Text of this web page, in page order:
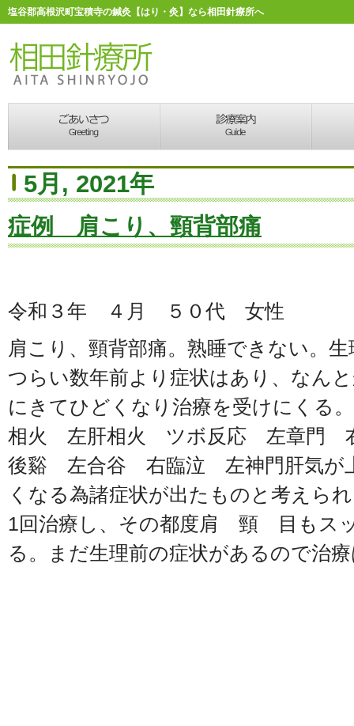
塩谷郡高根沢町宝積寺の鍼灸【はり・灸】なら相田針療所へ
5月, 2021年
症例 肩こり、頸背部痛
令和３年 ４月 ５０代 女性
肩こり、頸背部痛。熟睡できない。
つらい数年前より症状はあり、なん
にきてひどくなり治療を受けにく
相火 左肝相火 ツボ反応 左章門
後谿 左合谷 右臨泣 左神門肝気が
くなる為諸症状が出たものと考えら
1回治療し、その都度肩 頸 目もス
る。まだ生理前の症状があるので治